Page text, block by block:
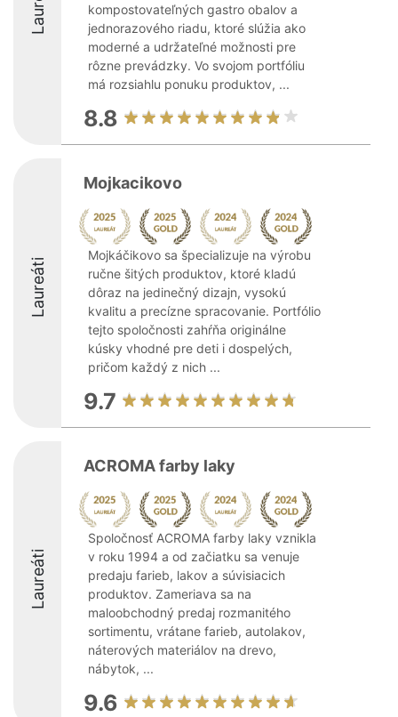
kompostovateľných gastro obalov a
jednorazového riadu, ktoré slúžia ako
moderné a udržateľné možnosti pre
rôzne prevádzky. Vo svojom portfóliu
má rozsiahlu ponuku produktov, ...
8.8
Laureáti
Mojkacikovo
Mojkáčikovo sa špecializuje na výrobu
ručne šitých produktov, ktoré kladú
dôraz na jedinečný dizajn, vysokú
kvalitu a precízne spracovanie. Portfólio
tejto spoločnosti zahŕňa originálne
kúsky vhodné pre deti i dospelých,
pričom každý z nich ...
9.7
Laureáti
ACROMA farby laky
Spoločnosť ACROMA farby laky vznikla
v roku 1994 a od začiatku sa venuje
predaju farieb, lakov a súvisiacich
produktov. Zameriava sa na
maloobchodný predaj rozmanitého
sortimentu, vrátane farieb, autolakov,
náterových materiálov na drevo,
nábytok, ...
9.6